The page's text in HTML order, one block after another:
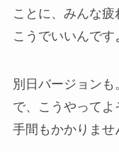
ことに、みんな
こうでいいんです
別日バージョン
で、こうやって
手間もかかりませ